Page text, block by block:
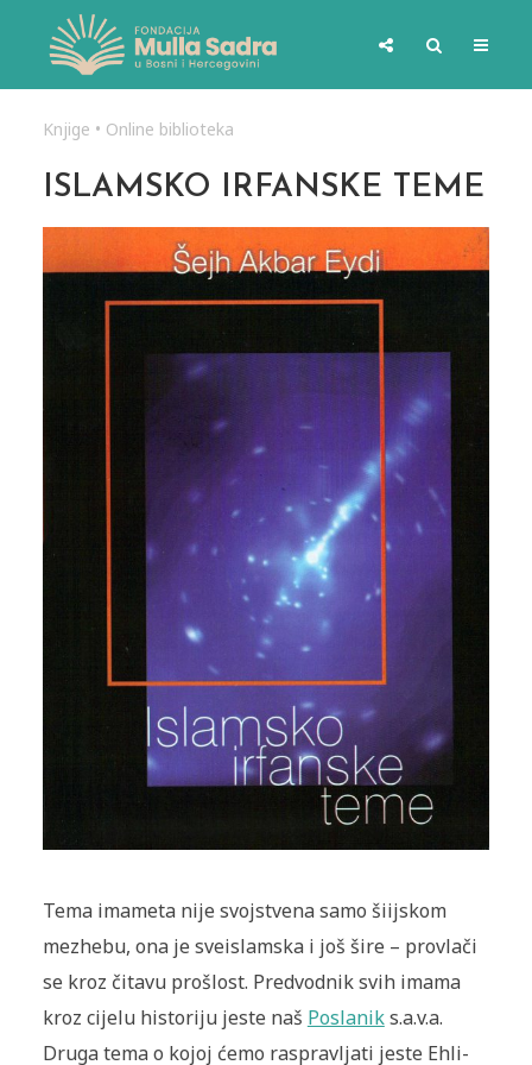
Knjige • Online biblioteka
ISLAMSKO IRFANSKE TEME
Tema imameta nije svojstvena samo šiijskom
mezhebu, ona je sveislamska i još šire – provlači
se kroz čitavu prošlost. Predvodnik svih imama
kroz cijelu historiju jeste naš Poslaniks.a.v.a.
Druga tema o kojoj ćemo raspravljati jeste Ehli-